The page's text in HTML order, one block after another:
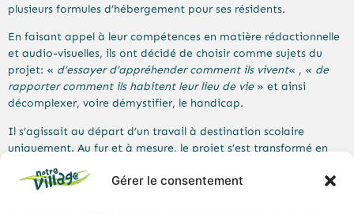
Gérer le consentement
plusieurs formules d’hébergement pour ses résidents.
En faisant appel à leur compétences en matière rédactionnelle
et audio-visuelles, ils ont décidé de choisir comme sujets du
projet: « d’essayer d’appréhender comment ils vivent« , « de
rapporter comment ils habitent leur lieu de vie» et ainsi
décomplexer, voire démystifier, le handicap.
Il s’agissait au départ d’un travail à destination scolaire
uniquement. Au fur et à mesure, le projet s’est transformé en
Un condensé de leur projet d’étude est accessible ci-dessous sur